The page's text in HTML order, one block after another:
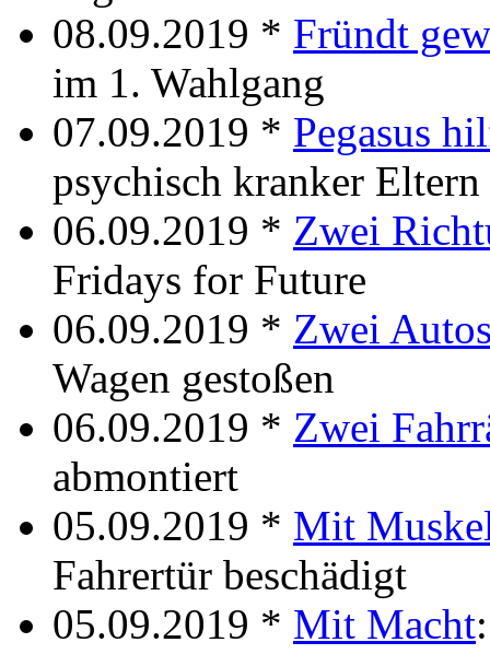
08.09.2019 * Fründt
im 1. Wahlgang
07.09.2019 * Pegasus
psychisch kranker Eltern
06.09.2019 * Zwei
Fridays for Future
06.09.2019 * Zwei
Wagen gestoßen
06.09.2019 * Zwei
abmontiert
05.09.2019 * Mit
Fahrertür beschädigt
05.09.2019 * Mit Macht